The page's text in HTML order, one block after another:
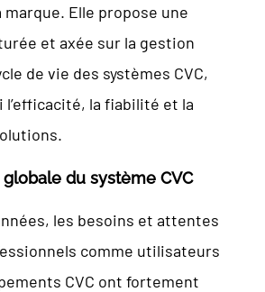
Elle propose une
et axée sur la gestion
de vie des systèmes CVC,
la fiabilité et la
du système CVC
les besoins et attentes
comme utilisateurs
CVC ont fortement